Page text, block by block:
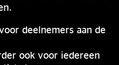
deelnemers aan de
ook voor iedereen